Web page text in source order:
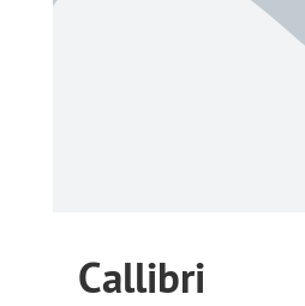
Callibri